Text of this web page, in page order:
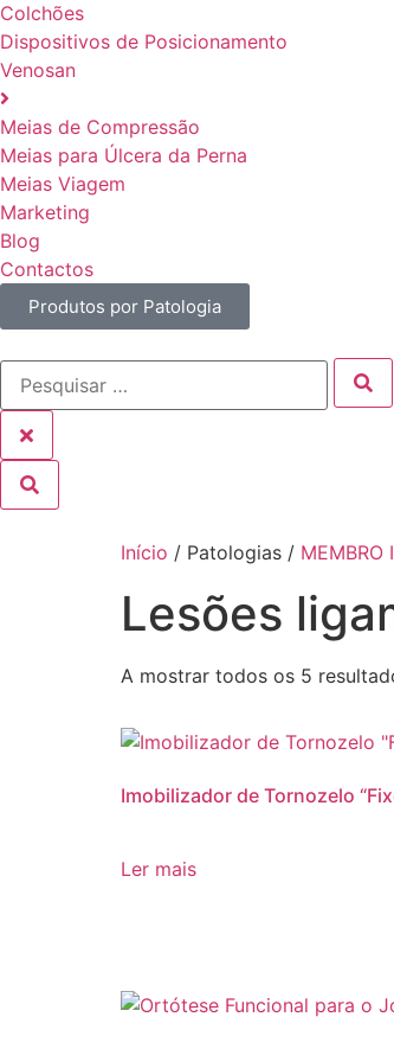
Colchões
Dispositivos de Posicionamento
Venosan
Meias de Compressão
Meias para Úlcera da Perna
Meias Viagem
Marketing
Blog
Contactos
Produtos por Patologia
Início / Patologias / MEMBRO
Lesões
A mostrar todos os 5
Imobilizador de Tornozelo
Ler mais